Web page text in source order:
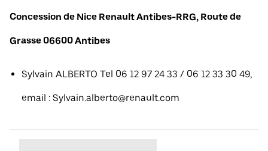
Concession de Nice Renault Antibes-RRG, Route de
Grasse 06600 Antibes
Sylvain ALBERTO Tel 06 12 97 24 33 / 06 12 33 30 49,
email : Sylvain.alberto@renault.com